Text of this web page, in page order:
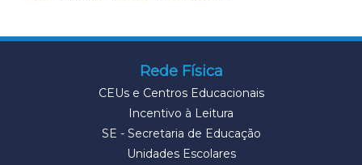
Rede Física
CEUs e Centros Educacionais
Incentivo à Leitura
SE - Secretaria de Educação
Unidades Escolares